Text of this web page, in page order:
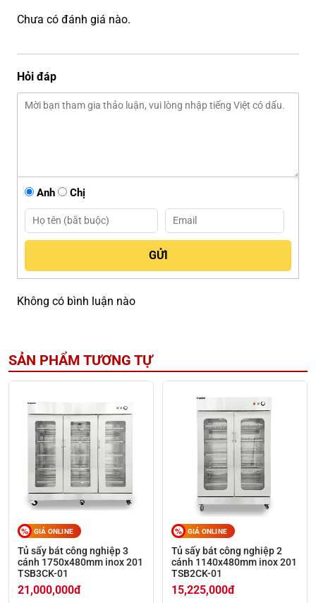
Chưa có đánh giá nào.
Hỏi đáp
Anh Chị
Không có bình luận nào
SẢN PHẨM TƯƠNG TỰ
GIÁ ONLINE
Tủ sấy bát công nghiệp 3
cánh 1750x480mm inox 201
TSB3CK-01
21,000,000đ
GIÁ ONLINE
Tủ sấy bát công nghiệp 2
cánh 1140x480mm inox 201
TSB2CK-01
15,225,000đ